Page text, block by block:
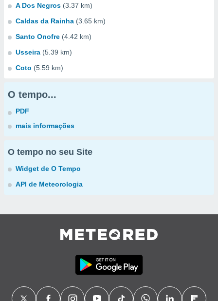
A Dos Negros (3.37 km)
Caldas da Rainha (3.65 km)
Santo Onofre (4.42 km)
Usseira (5.39 km)
Coto (5.59 km)
O tempo...
PDF
mais informações
O tempo no seu Site
Widget de O Tempo
API de Meteorologia